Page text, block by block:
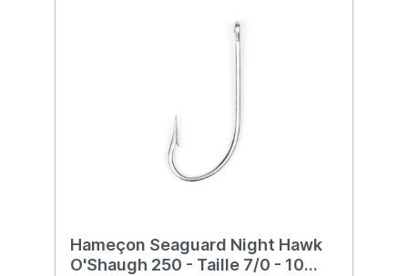
Hameçon Seaguard Night Hawk
O'Shaugh 250 - Taille 7/0 - 10